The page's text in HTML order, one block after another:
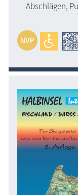
Abschlägen,